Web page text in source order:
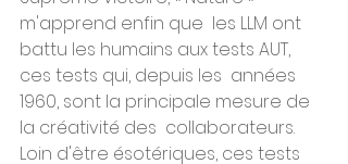
m'apprend enfin que  les LLM ont
battu les humains aux tests AUT,
ces tests qui, depuis les  années
1960, sont la principale mesure de
la créativité des  collaborateurs.
Loin d'être ésotériques, ces tests